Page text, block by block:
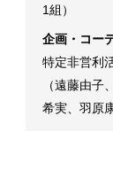
1組）
企画・コー
特定非営利
（遠藤由
希実、羽原